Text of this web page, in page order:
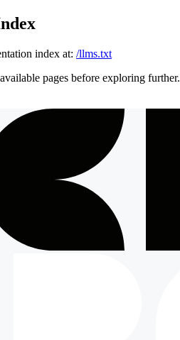
index at: /llms.txt
pages before exploring further.